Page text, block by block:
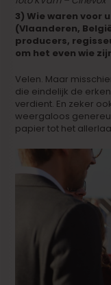
3) Wie waren voor
(Vlaanderen,
producers,
om het even wie
Velen. Maar
die eindelijk de
verdient. En zeker
weergaloos
papier tot het